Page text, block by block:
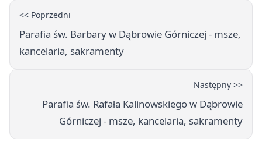
<< Poprzedni
Parafia św. Barbary w Dąbrowie Górniczej - msze,
kancelaria, sakramenty
Następny >>
Parafia św. Rafała Kalinowskiego w Dąbrowie
Górniczej - msze, kancelaria, sakramenty